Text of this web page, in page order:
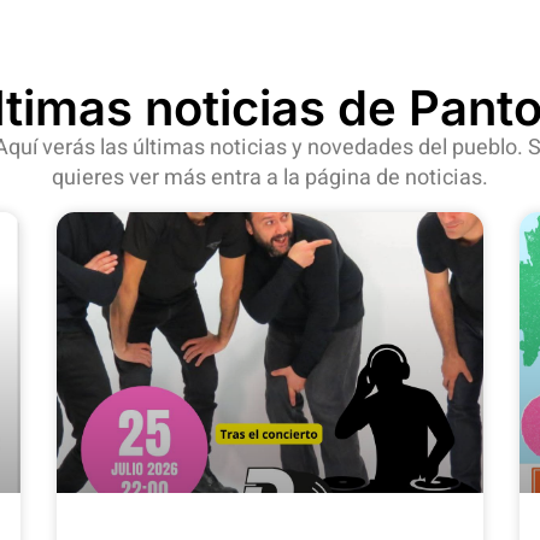
noticias de
verás las últimas noticias y novedades del pueblo.
quieres ver más entra a la página de noticias.